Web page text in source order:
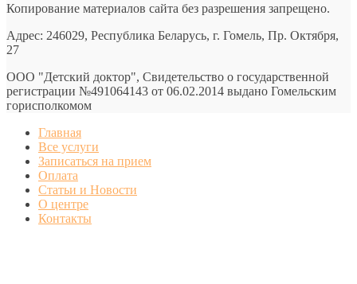
Копирование материалов сайта без разрешения запрещено.
Адрес: 246029, Республика Беларусь, г. Гомель, Пр. Октября,
27
ООО "Детский доктор", Свидетельство о государственной
регистрации №491064143 от 06.02.2014 выдано Гомельским
горисполкомом
Главная
Все услуги
Записаться на прием
Оплата
Статьи и Новости
О центре
Контакты